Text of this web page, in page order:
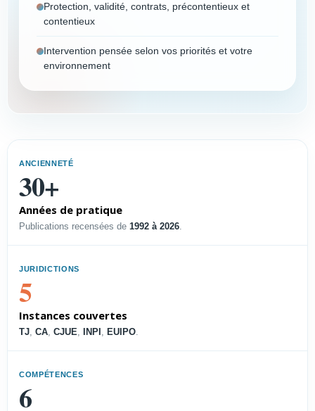
Protection, validité, contrats, précontentieux et
contentieux
Intervention pensée selon vos priorités et votre
environnement
immédiat et accéder à la page dédiée.
PROFIL
Voir le profil →
PROFIL
ANCIENNETÉ
30+
Années de pratique
Publications recensées de 1992 à 2026.
JURIDICTIONS
5
Instances couvertes
TJ, CA, CJUE, INPI , EUIPO.
COMPÉTENCES
6